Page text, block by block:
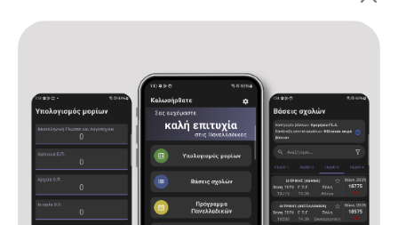
Αρχική
Υπολογισμός μορίων
Βάσεις σχολών
Πρόγραμμα Πανελλαδικών